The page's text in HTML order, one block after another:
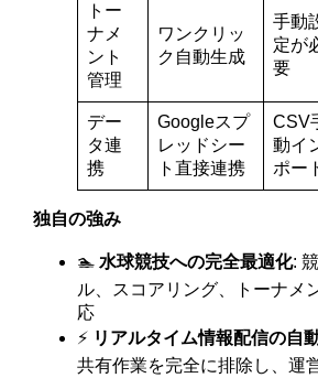
トー
ナメ
ント
管理
ワンクリッ
ク自動生成
手動
定が
要
デー
タ連
携
Googleスプ
レッドシー
ト直接連携
CSV
動イ
ポー
独自の強み
🏊 水球競技への完全最適化:
ル、スコアリング、トーナメ
応
⚡ リアルタイム情報配信の自
共有作業を完全に排除し、運